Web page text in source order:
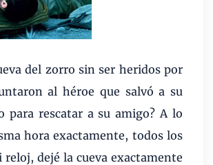
del zorro sin ser heridos por
al héroe que salvó a su
para rescatar a su amigo? A lo
hora exactamente, todos los
dejé la cueva exactamente